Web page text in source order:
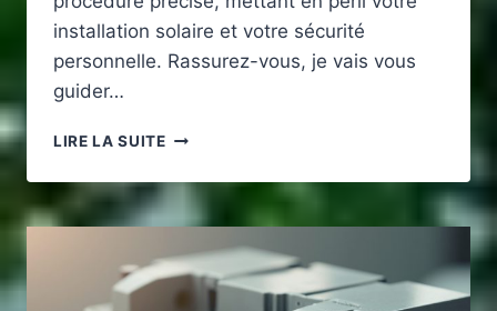
installation solaire et votre sécurité
personnelle. Rassurez-vous, je vais vous
guider…
LIRE LA SUITEDÉBRANCHER
PANNEAU
SUR
UN
CAMPING-